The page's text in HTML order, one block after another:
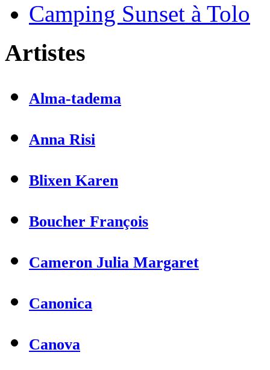
Camping Sunset à Tolo
Artistes
Alma-tadema
Anna Risi
Blixen Karen
Boucher François
Cameron Julia Margaret
Canonica
Canova